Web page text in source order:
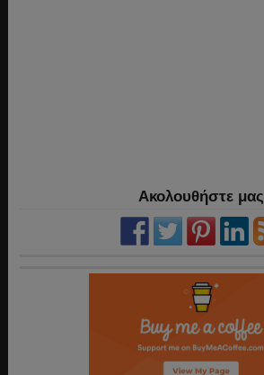
Ακολουθήστε μας